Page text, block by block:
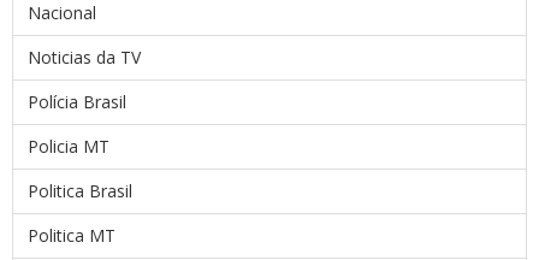
Nacional
Noticias da TV
Polícia Brasil
Policia MT
Politica Brasil
Politica MT